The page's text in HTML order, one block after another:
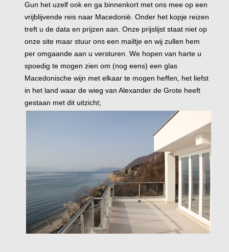
Gun het uzelf ook en ga binnenkort met ons mee op een
vrijblijvende reis naar Macedonië. Onder het kopje reizen
treft u de data en prijzen aan. Onze prijslijst staat niet op
onze site maar stuur ons een mailtje en wij zullen hem
per omgaande aan u versturen. We hopen van harte u
spoedig te mogen zien om (nog eens) een glas
Macedonische wijn met elkaar te mogen heffen, het liefst
in het land waar de wieg van Alexander de Grote heeft
gestaan met dit uitzicht;